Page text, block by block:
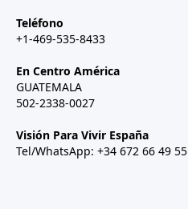
Teléfono
+1-469-535-8433
En Centro América
GUATEMALA
502-2338-0027
Visión Para Vivir España
Tel/WhatsApp: +34 672 66 49 55